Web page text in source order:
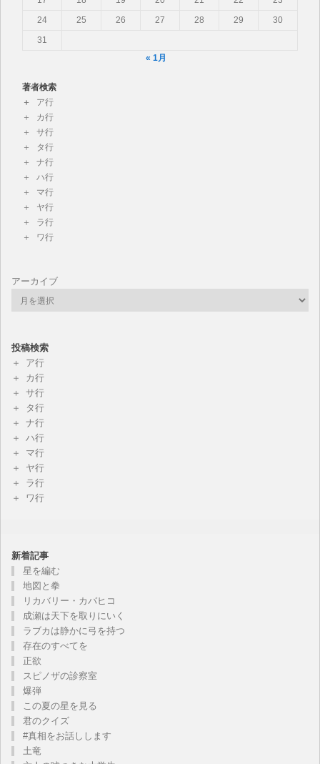
24
25 26 27 28 29
30
31
« 1月
著者検索
ア行
カ行
サ行
タ行
ナ行
ハ行
マ行
ヤ行
ラ行
ワ行
アーカイブ
投稿検索
ア行
カ行
サ行
タ行
ナ行
ハ行
マ行
ヤ行
ラ行
ワ行
新着記事
星を編む
地図と拳
リカバリー・カバヒコ
成瀬は天下を取りにいく
ラブカは静かに弓を持つ
存在のすべてを
正欲
スピノザの診察室
爆弾
この夏の星を見る
君のクイズ
#真相をお話しします
土竜